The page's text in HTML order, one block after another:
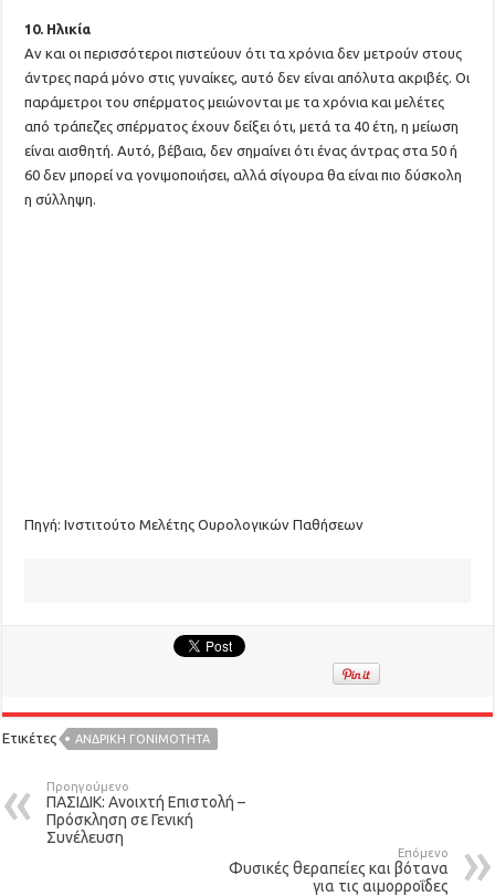
10. Ηλικία
Αν και οι περισσότεροι πιστεύουν ότι τα χρόνια δεν μετρούν στους
άντρες παρά μόνο στις γυναίκες, αυτό δεν είναι απόλυτα ακριβές. Οι
παράμετροι του σπέρματος μειώνονται με τα χρόνια και μελέτες
από τράπεζες σπέρματος έχουν δείξει ότι, μετά τα 40 έτη, η μείωση
είναι αισθητή. Αυτό, βέβαια, δεν σημαίνει ότι ένας άντρας στα 50 ή
60 δεν μπορεί να γονιμοποιήσει, αλλά σίγουρα θα είναι πιο δύσκολη
η σύλληψη.
Πηγή: Ινστιτούτο Μελέτης Ουρολογικών Παθήσεων
Ετικέτες ΑΝΔΡΙΚΉ ΓΟΝΙΜΌΤΗΤΑ
Προηγούμενο
ΠΑΣΙΔΙΚ: Ανοιχτή Επιστολή –
Πρόσκληση σε Γενική
Συνέλευση
Επόμενο
Φυσικές θεραπείες και βότανα
για τις αιμορροΐδες